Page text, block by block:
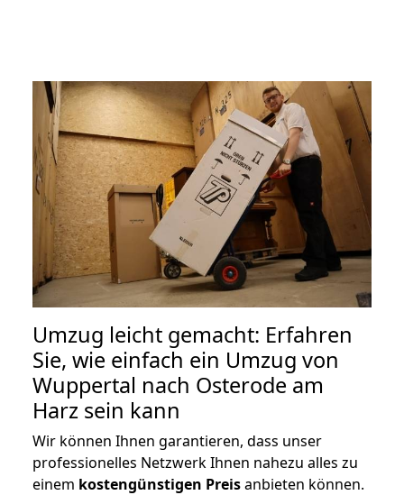
Umzug leicht gemacht: Erfahren
Sie, wie einfach ein Umzug von
Wuppertal nach Osterode am
Harz sein kann
Wir können Ihnen garantieren, dass unser
professionelles Netzwerk Ihnen nahezu alles zu
einem kostengünstigen Preisanbieten können.